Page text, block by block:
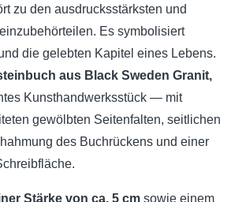
zu den ausdrucksstärksten und
Es symbolisiert
die gelebten Kapitel eines Lebens.
aus Black Sweden Granit,
Kunsthandwerksstück — mit
gewölbten Seitenfalten, seitlichen
des Buchrückens und einer
Stärke von ca. 5 cm sowie einem